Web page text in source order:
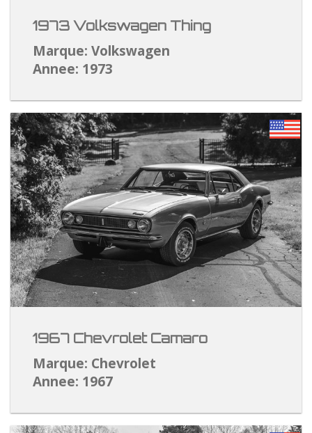
1973 Volkswagen Thing
Marque: Volkswagen
Annee: 1973
1967 Chevrolet Camaro
Marque: Chevrolet
Annee: 1967